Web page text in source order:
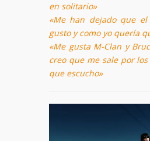
en solitario»
«Me han dejado que
gusto y como yo quería
«Me gusta M-Clan y
creo que me sale por
que escucho»